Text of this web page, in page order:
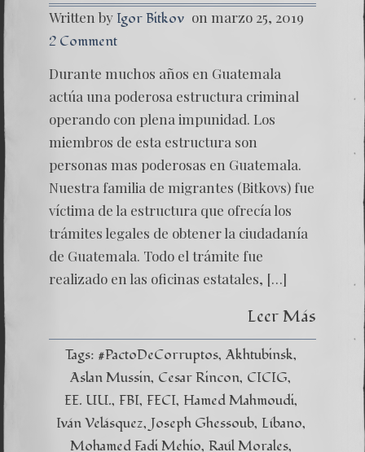
Written by Igor Bitkov on marzo 25, 2019
2 Comment
Durante muchos años en Guatemala
actúa una poderosa estructura criminal
operando con plena impunidad. Los
miembros de esta estructura son
personas mas poderosas en Guatemala.
Nuestra familia de migrantes (Bitkovs) fue
víctima de la estructura que ofrecía los
trámites legales de obtener la ciudadanía
de Guatemala. Todo el trámite fue
realizado en las oficinas estatales, […]
Leer Más
Tags: #PactoDeCorruptos Akhtubinsk
Aslan Mussin Cesar Rincon CICIG
EE. UU. FBI FECI Hamed Mahmoudi
Iván Velásquez Joseph Ghessoub Líbano
Mohamed Fadi Mehio Raúl Morales